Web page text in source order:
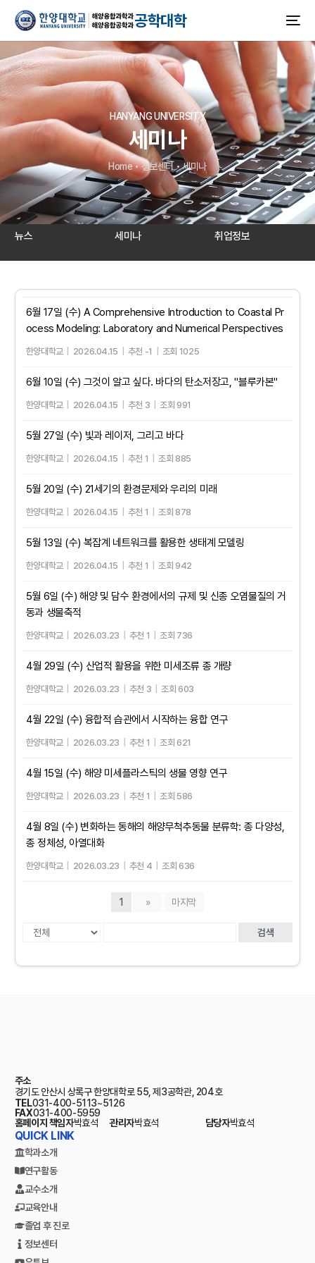
공학대학
HANYANG UNIVERSITY
세미나
Home•정보센터•세미나
뉴스 세미나 취업정보
6월 17일 (수) A Comprehensive Introduction to Coastal Pr
ocess Modeling: Laboratory and Numerical Perspectives
한양대학교 2026.04.15 추천 -1 조회 1025
6월 10일 (수) 그것이 알고 싶다. 바다의 탄소저장고, "블루카본"
한양대학교 2026.04.15 추천 3 조회 991
5월 27일 (수) 빛과 레이저, 그리고 바다
한양대학교 2026.04.15 추천 1 조회 885
5월 20일 (수) 21세기의 환경문제와 우리의 미래
한양대학교 2026.04.15 추천 1 조회 878
5월 13일 (수) 복잡계 네트워크를 활용한 생태계 모델링
한양대학교 2026.04.15 추천 1 조회 942
5월 6일 (수) 해양 및 담수 환경에서의 규제 및 신종 오염물질의 거
동과 생물축적
한양대학교 2026.03.23 추천 1 조회 736
4월 29일 (수) 산업적 활용을 위한 미세조류 종 개량
한양대학교 2026.03.23 추천 3 조회 603
4월 22일 (수) 융합적 습관에서 시작하는 융합 연구
한양대학교 2026.03.23 추천 1 조회 621
4월 15일 (수) 해양 미세플라스틱의 생물 영향 연구
한양대학교 2026.03.23 추천 1 조회 586
4월 8일 (수) 변화하는 동해의 해양무척추동물 분류학: 종 다양성,
종 정체성, 아열대화
한양대학교 2026.03.23 추천 4 조회 636
1 » 마지막
검색
주소
경기도 안산시 상록구 한양대학로 55, 제3공학관, 204호
TEL031-400-5113~5126
FAX031-400-5959
홈페이지 책임자박효석 관리자박효석 담당자박효석
QUICK LINK
학과소개
연구활동
교수소개
교육안내
졸업 후 진로
정보센터